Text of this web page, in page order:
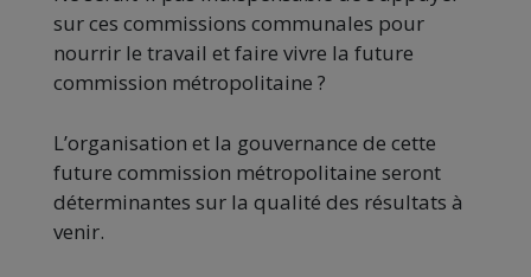
sur ces commissions communales pour
nourrir le travail et faire vivre la future
commission métropolitaine ?
L’organisation et la gouvernance de cette
future commission métropolitaine seront
déterminantes sur la qualité des résultats à
venir.